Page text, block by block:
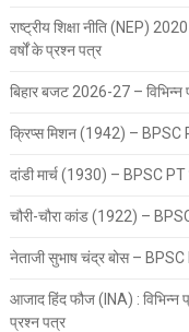
राष्ट्रीय शिक्षा नीति (NEP)
वर्षों के प्रश्न पत्र
बिहार बजट 2026-27 – विभिन्न
क्रिप्स मिशन (1942) – BPSC
दांडी मार्च (1930) – BPSC
चौरी-चौरा कांड (1922) –
नेताजी सुभाष चंद्र बोस –
आजाद हिंद फौज (INA) : विभिन्न
प्रश्न पत्र